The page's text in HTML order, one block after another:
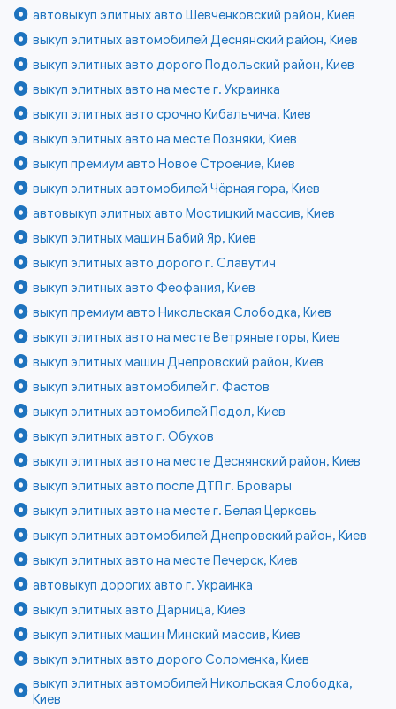
автовыкуп элитных авто Шевченковский район, Киев
выкуп элитных автомобилей Деснянский район, Киев
выкуп элитных авто дорого Подольский район, Киев
выкуп элитных авто на месте г. Украинка
выкуп элитных авто срочно Кибальчича, Киев
выкуп элитных авто на месте Позняки, Киев
выкуп премиум авто Новое Строение, Киев
выкуп элитных автомобилей Чёрная гора, Киев
автовыкуп элитных авто Мостицкий массив, Киев
выкуп элитных машин Бабий Яр, Киев
выкуп элитных авто дорого г. Славутич
выкуп элитных авто Феофания, Киев
выкуп премиум авто Никольская Слободка, Киев
выкуп элитных авто на месте Ветряные горы, Киев
выкуп элитных машин Днепровский район, Киев
выкуп элитных автомобилей г. Фастов
выкуп элитных автомобилей Подол, Киев
выкуп элитных авто г. Обухов
выкуп элитных авто на месте Деснянский район, Киев
выкуп элитных авто после ДТП г. Бровары
выкуп элитных авто на месте г. Белая Церковь
выкуп элитных автомобилей Днепровский район, Киев
выкуп элитных авто на месте Печерск, Киев
автовыкуп дорогих авто г. Украинка
выкуп элитных авто Дарница, Киев
выкуп элитных машин Минский массив, Киев
выкуп элитных авто дорого Соломенка, Киев
выкуп элитных автомобилей Никольская Слободка,
Киев